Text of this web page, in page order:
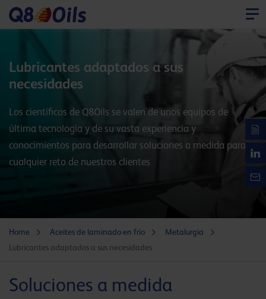
Lubricantes adaptados a sus
necesidades
Los científicos de Q8Oils se valen de unos equipos de
última tecnología y de su vasta experiencia y
conocimientos para desarrollar soluciones a medida para
cualquier reto de nuestros clientes
Home Aceites de laminado en frío
Metalurgia
Lubricantes adaptados a sus necesidades
Soluciones a medida